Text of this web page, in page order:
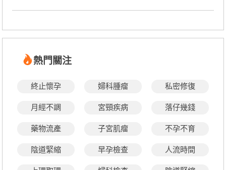
熱門關注
終止懷孕 婦科腫瘤 私密修復
月經不調 宮頸疾病 落仔幾錢
藥物流產 子宮肌瘤 不孕不育
陰道緊縮 早孕檢查 人流時間